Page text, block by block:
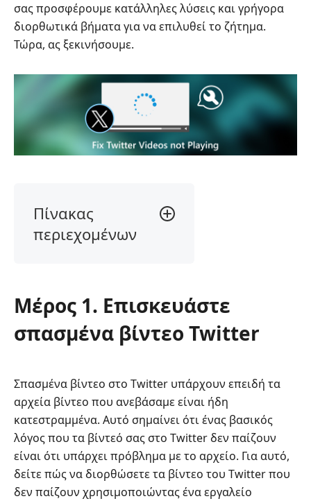
σας προσφέρουμε κατάλληλες λύσεις και γρήγορα
διορθωτικά βήματα για να επιλυθεί το ζήτημα.
Τώρα, ας ξεκινήσουμε.
Πίνακας
περιεχομένων
σπασμένα
βίντεο
Twitter
2.
Μετάβαση
σε
ένα
καλύτερο
δίκτυο
Μέρος
Μέρος 1. Επισκευάστε
σπασμένα βίντεο Twitter
Σπασμένα βίντεο στο Twitter υπάρχουν επειδή τα
αρχεία βίντεο που ανεβάσαμε είναι ήδη
κατεστραμμένα. Αυτό σημαίνει ότι ένας βασικός
λόγος που τα βίντεό σας στο Twitter δεν παίζουν
είναι ότι υπάρχει πρόβλημα με το αρχείο. Για αυτό,
δείτε πώς να διορθώσετε τα βίντεο του Twitter που
δεν παίζουν χρησιμοποιώντας ένα εργαλείο